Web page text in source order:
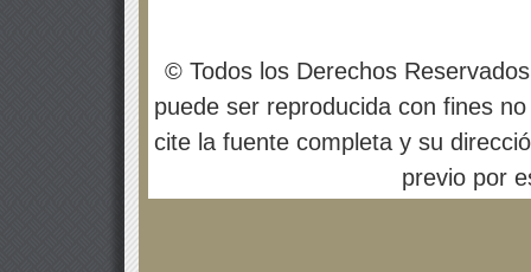
© Todos los Derechos
puede ser reproducida con fines
cite la fuente completa y su
previo por